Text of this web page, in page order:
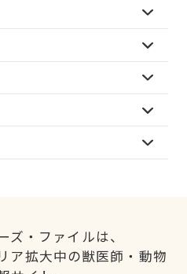
ズ・ファイルは、
ア拡大中の獣医師・動物